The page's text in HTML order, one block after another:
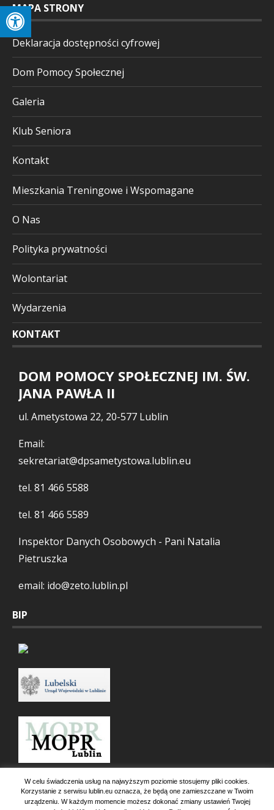
MAPA STRONY
Deklaracja dostępności cyfrowej
Dom Pomocy Społecznej
Galeria
Klub Seniora
Kontakt
Mieszkania Treningowe i Wspomagane
O Nas
Polityka prywatności
Wolontariat
Wydarzenia
KONTAKT
DOM POMOCY SPOŁECZNEJ IM. ŚW.
JANA PAWŁA II
ul. Ametystowa 22, 20-577 Lublin
Email:
sekretariat@dpsametystowa.lublin.eu
tel. 81 466 5588
tel. 81 466 5589
Inspektor Danych Osobowych - Pani Natalia
Pietruszka
email: ido@zeto.lublin.pl
BIP
W celu świadczenia usług na najwyższym poziomie stosujemy pliki cookies.
Korzystanie z serwisu lublin.eu oznacza, że będą one zamieszczane w Twoim
urządzeniu. W każdym momencie możesz dokonać zmiany ustawień Twojej